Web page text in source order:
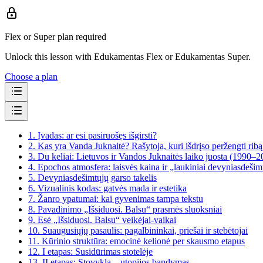
Flex or Super plan required
Unlock this lesson with Edukamentas Flex or Edukamentas Super.
Choose a plan
1. Įvadas: ar esi pasiruošęs išgirsti?
2. Kas yra Vanda Juknaitė? Rašytoja, kuri išdrįso peržengti ribą
3. Du keliai: Lietuvos ir Vandos Juknaitės laiko juosta
4. Epochos atmosfera: laisvės kaina ir „laukiniai
5. Devyniasdešimtųjų garso takelis
6. Vizualinis kodas: gatvės mada ir estetika
7. Žanro ypatumai: kai gyvenimas tampa tekstu
8. Pavadinimo „Išsiduosi. Balsu“ prasmės sluoksniai
9. Esė „Išsiduosi. Balsu“ veikėjai-vaikai
10. Suaugusiųjų pasaulis: pagalbininkai, priešai ir stebėtojai
11. Kūrinio struktūra: emocinė kelionė per skausmo etapus
12. I etapas: Susidūrimas stotelėje